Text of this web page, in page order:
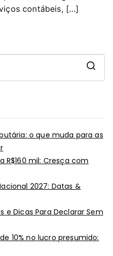
contábeis, […]
o que muda para as
R$160 mil: Cresça com
2027: Datas &
e Dicas Para Declarar Sem
10% no lucro presumido: